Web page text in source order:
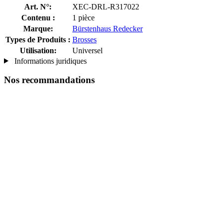
Art. N°:
XEC-DRL-R317022
Contenu :
1 pièce
Marque:
Bürstenhaus Redecker
Types de Produits : Brosses
Utilisation:
Universel
Informations juridiques
Nos recommandations